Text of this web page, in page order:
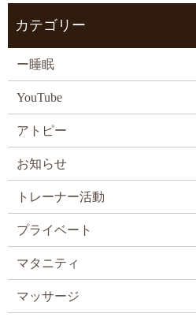
カテゴリー
ー睡眠
YouTube
アトピー
お知らせ
トレーナー活動
プライベート
マタニティ
マッサージ